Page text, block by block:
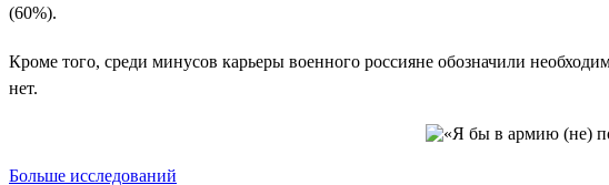
(60%).
Кроме того, среди минусов карьеры военного россияне обозначили
нет.
Больше исследований